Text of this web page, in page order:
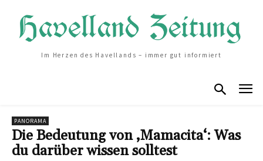
Im Herzen des Havellands – immer gut informiert
PANORAMA
Die Bedeutung von ‚Mamacita‘: Was
du darüber wissen solltest